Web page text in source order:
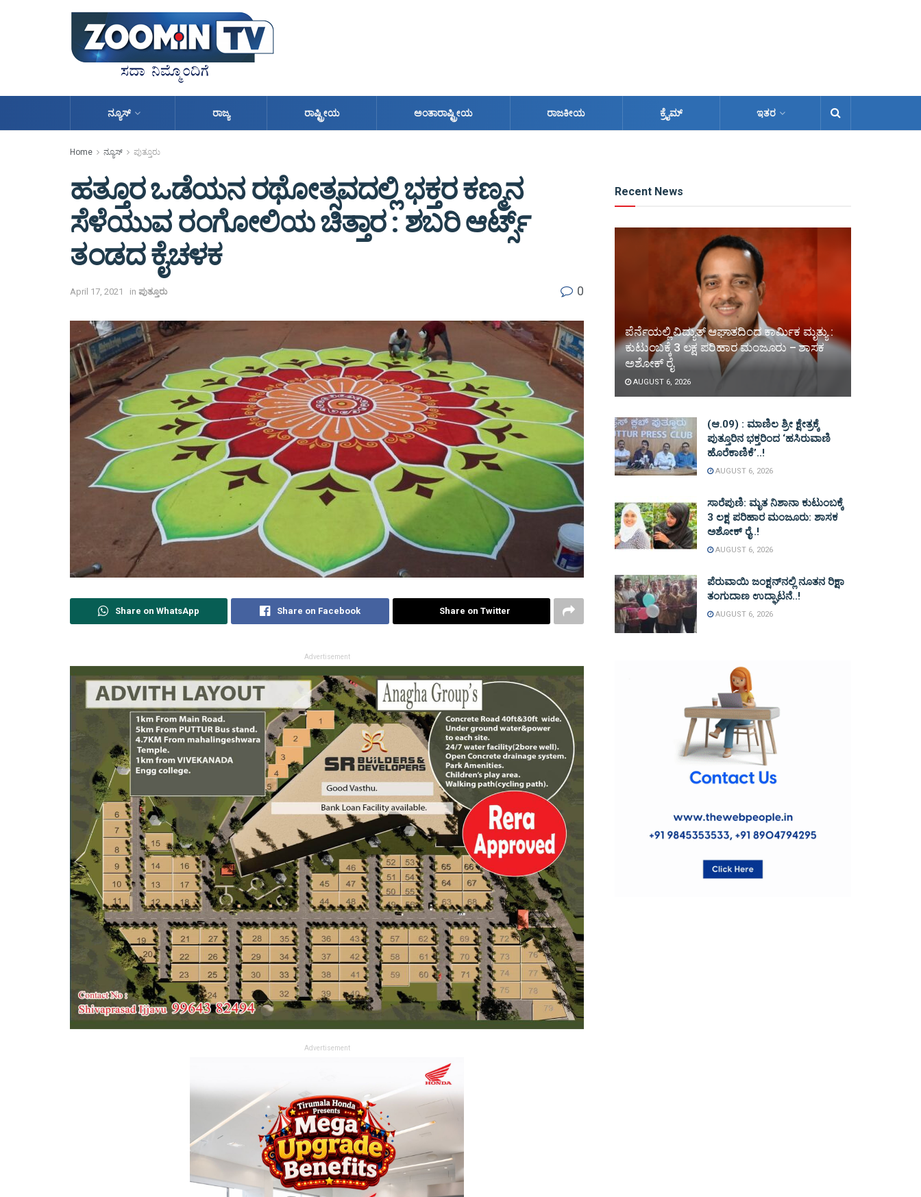
ನ್ಯೂಸ್ ರಾಜ್ಯ ರಾಷ್ಟ್ರೀಯ ಅಂತಾರಾಷ್ಟ್ರೀಯ ರಾಜಕೀಯ ಕ್ರೈಮ್ ಇತರ
Home ನ್ಯೂಸ್ ಪುತ್ತೂರು
ಹತ್ತೂರ ಒಡೆಯನ ರಥೋತ್ಸವದಲ್ಲಿ ಭಕ್ತರ ಕಣ್ಮನ
ಸೆಳೆಯುವ ರಂಗೋಲಿಯ ಚಿತ್ತಾರ : ಶಬರಿ ಆರ್ಟ್ಸ್
ತಂಡದ ಕೈಚಳಕ
April 17, 2021 in ಪುತ್ತೂರು 0
Share on WhatsApp Share on Facebook Share on Twitter
Advertisement
Advertisement
Recent News
ಪೆರ್ನೆಯಲ್ಲಿ ವಿದ್ಯುತ್ ಆಘಾತದಿಂದ ಕಾರ್ಮಿಕ ಮೃತ್ಯು :
ಕುಟುಂಬಕ್ಕೆ 3 ಲಕ್ಷ ಪರಿಹಾರ ಮಂಜೂರು – ಶಾಸಕ
ಅಶೋಕ್ ರೈ
AUGUST 6, 2026
(ಆ.09) : ಮಾಣಿಲ ಶ್ರೀ ಕ್ಷೇತ್ರಕ್ಕೆ
ಪುತ್ತೂರಿನ ಭಕ್ತರಿಂದ ‘ಹಸಿರುವಾಣಿ
ಹೊರೆಕಾಣಿಕೆ’..!
AUGUST 6, 2026
ಸಾರೆಪುಣಿ: ಮೃತ ನಿಶಾನಾ ಕುಟುಂಬಕ್ಕೆ
3 ಲಕ್ಷ ಪರಿಹಾರ ಮಂಜೂರು: ಶಾಸಕ
ಅಶೋಕ್ ರೈ..!
AUGUST 6, 2026
ಪೆರುವಾಯಿ ಜಂಕ್ಷನ್‌ನಲ್ಲಿ ನೂತನ ರಿಕ್ಷಾ
ತಂಗುದಾಣ ಉದ್ಘಾಟನೆ..!
AUGUST 6, 2026